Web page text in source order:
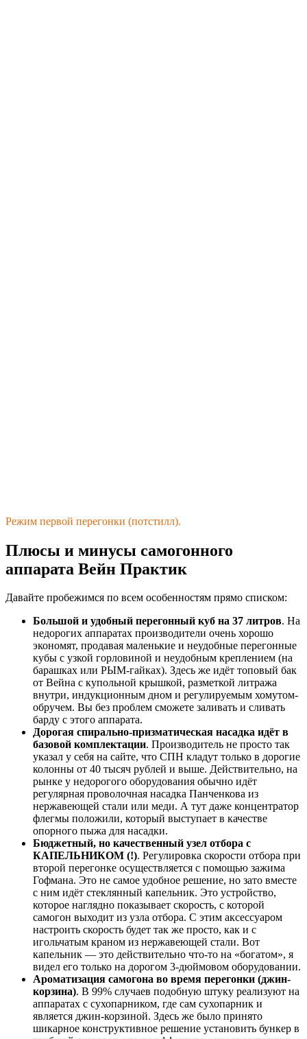
Режим первой перегонки (потстилл).
Плюсы и минусы самогонного
аппарата Вейн Практик
Давайте пробежимся по всем особенностям прямо списком:
Большой и удобный перегонный куб на 37 литров. На
недорогих аппаратах производители очень хорошо
экономят, продавая маленькие и неудобные перегонные
кубы с узкой горловиной и неудобным креплением (на
барашках или РЫМ-гайках). Здесь же идёт топовый бак
от Вейна с купольной крышкой, разметкой литража
внутри, индукционным дном и регулируемым хомутом-
обручем. Вы без проблем сможете заливать и сливать
барду с этого аппарата.
Дорогая спирально-призматическая насадка идёт в
базовой комплектации. Производитель не просто так
указал у себя на сайте, что СПН кладут только в дорогие
колонны от 40 тысяч рублей и выше. Действительно, на
рынке у недорогого оборудования обычно идёт
регулярная проволочная насадка Панченкова из
нержавеющей стали или меди. А тут даже концентратор
флегмы положили, который выступает в качестве
опорного пыжа для насадки.
Бюджетный, но качественный узел отбора с
КАПЕЛЬНИКОМ (!). Регулировка скорости отбора при
второй перегонке осуществляется с помощью зажима
Гофмана. Это не самое удобное решение, но зато вместе
с ним идёт стеклянный капельник. Это устройство,
которое наглядно показывает скорость, с которой
самогон выходит из узла отбора. С этим аксессуаром
настроить скорость будет так же просто, как и с
игольчатым краном из нержавеющей стали. Вот
капельник — это действительно что-то на «богатом», я
видел его только на дорогом 3-дюймовом оборудовании.
Ароматизация самогона во время перегонки (джин-
корзина). В 99% случаев подобную штуку реализуют на
аппаратах с сухопарником, где сам сухопарник и
является джин-корзиной. Здесь же было принято
шикарное конструктивное решение установить бункер в